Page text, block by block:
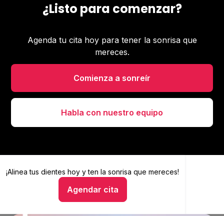
¿Listo para comenzar?
Agenda tu cita hoy para tener la sonrisa que
mereces.
Comienza a sonreír
Habla con nuestro equipo
¡Alinea tus dientes hoy yten la sonrisa que mereces!
Agendar cita
Alinea tus dientes hoy y ten la sonrisa que mereces
Hablar con un asesor